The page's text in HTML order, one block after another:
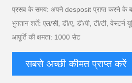
प्रसव के समय: अपने desposit प्राप्त करने के
भुगतान शर्तें: एल/सी, डी/ए, डी/पी, टी/टी, वेस्टर्न
आपूर्ति की क्षमता: 1000 सेट
सबसे अच्छी कीमत प्राप्त करें